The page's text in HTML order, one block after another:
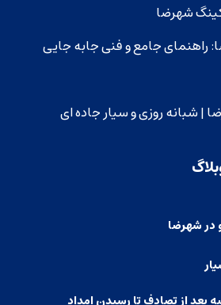
شهرضا
راهنمای جامع و فنی جابه‌ جایی
| شبانه روزی و سیار جاده ای
شهرضا
بعد از تصادف تا رسیدن امداد